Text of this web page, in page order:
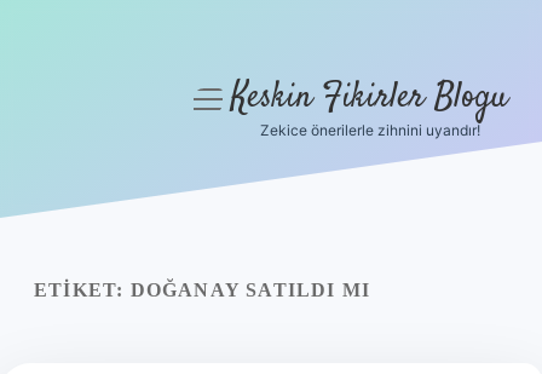
Yasal Uyarı
menüyüKeskin Fikirler Blogu
Zekice önerilerle zihnini uyandır!
ETIKET: DOĞANAY SATILDI MI